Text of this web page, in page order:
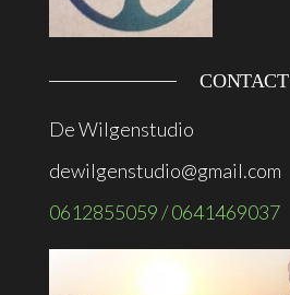
CONTACT
De Wilgenstudio
dewilgenstudio@gmail.com
0612855059 / 0641469037